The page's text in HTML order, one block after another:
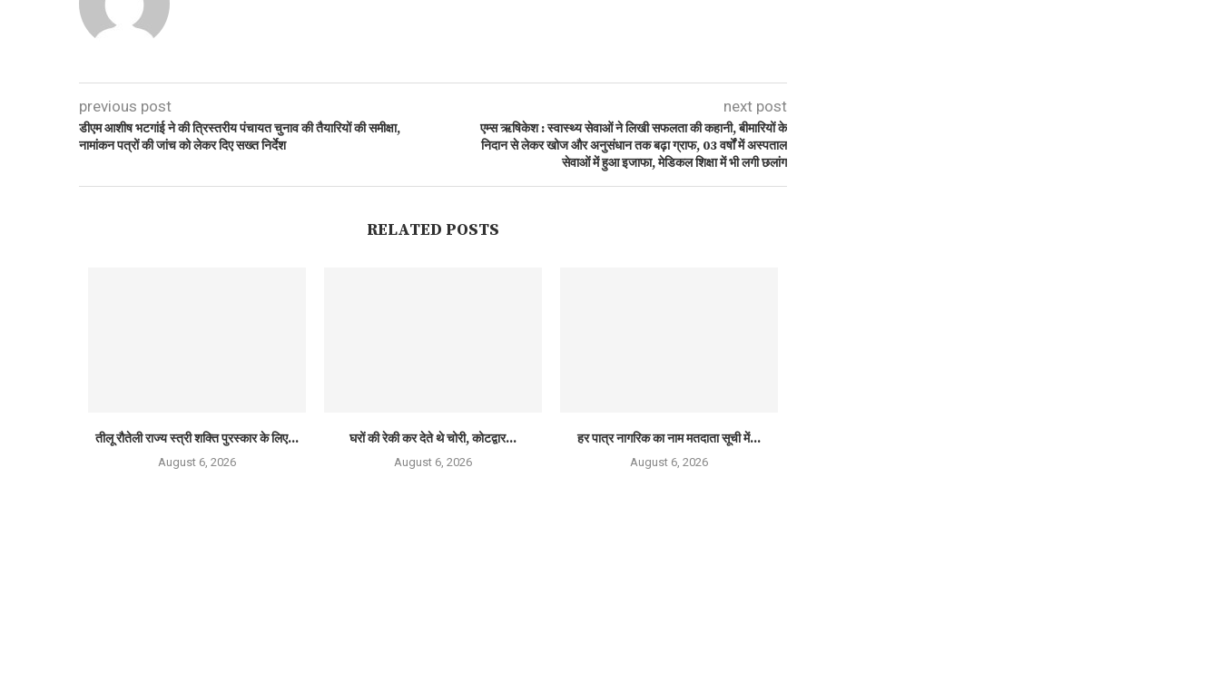
previous post
डीएम आशीष भटगांई ने की त्रिस्तरीय पंचायत चुनाव की तैयारियों की समीक्षा,
नामांकन पत्रों की जांच को लेकर दिए सख्त निर्देश
next post
एम्स ऋषिकेश : स्वास्थ्य सेवाओं ने लिखी सफलता की कहानी, बीमारियों के
निदान से लेकर खोज और अनुसंधान तक बढ़ा ग्राफ, 03 वर्षों में अस्पताल
सेवाओं में हुआ इजाफा, मेडिकल शिक्षा में भी लगी छलांग
RELATED POSTS
तीलू रौतेली राज्य स्त्री शक्ति पुरस्कार के लिए...
August 6, 2026
घरों की रेकी कर देते थे चोरी, कोटद्वार...
August 6, 2026
हर पात्र नागरिक का नाम मतदाता सूची में...
August 6, 2026